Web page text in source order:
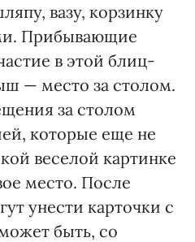
вазу, корзинку
Прибывающие
в этой блиц-
— место за столом.
за столом
которые еще не
веселой картинке
место. После
унести карточки с
быть, со